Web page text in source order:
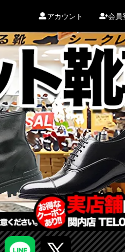
アカウント 会員